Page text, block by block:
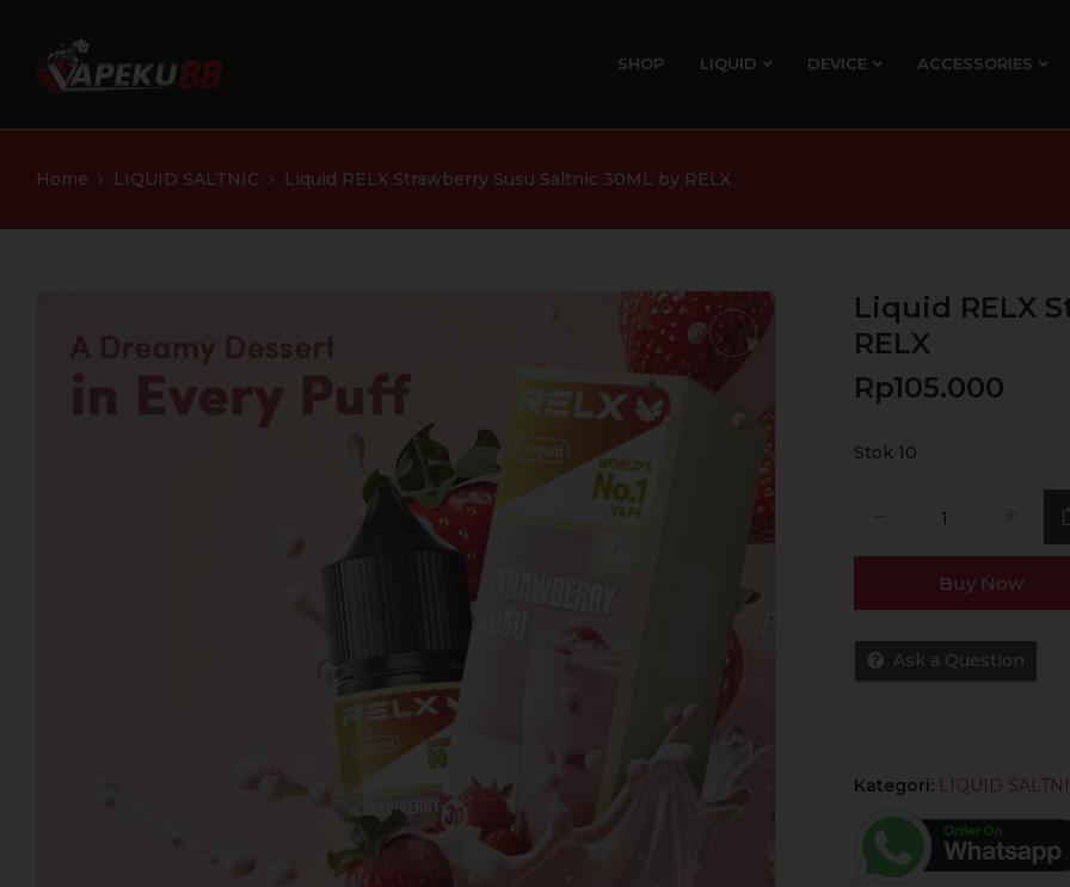
SHOP LIQUID DEVICE ACCESSORIES
Home LIQUID SALTNIC Liquid RELX Strawberry Susu Saltnic 30ML by RELX
Liquid RELX
RELX
Rp105.000
Stok 10
RELX
Strawberry
Susu
Saltnic
30ML
Buy Now
Ask a Question
Kategori: LIQUID